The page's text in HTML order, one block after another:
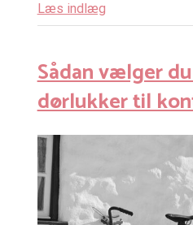
Læs indlæg
Sådan vælger
dørlukker til